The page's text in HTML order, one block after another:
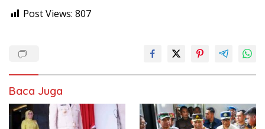
Post Views: 807
Baca Juga